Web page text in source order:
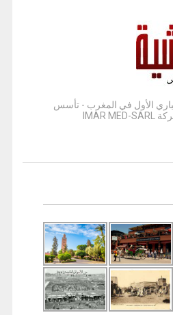
الأول في المغرب - تأسس